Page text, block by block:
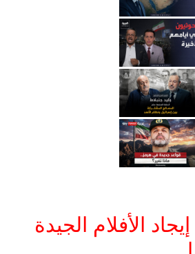
الأفلام الجيدة